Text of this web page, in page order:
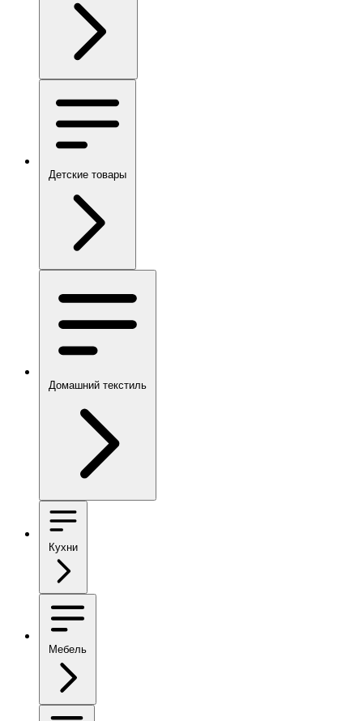
Детские товары
Домашний текстиль
Кухни
Мебель